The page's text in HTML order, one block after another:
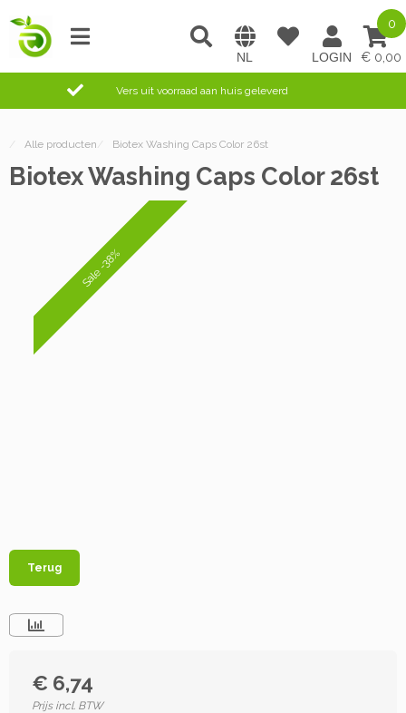
0,00
0
Vers uit voorraad aan huis geleverd
/ Alle producten / Biotex Washing Caps Color 26st
Biotex Washing Caps Color 26st
Sale -38%
Terug
€ 6,74
Prijs incl. BTW